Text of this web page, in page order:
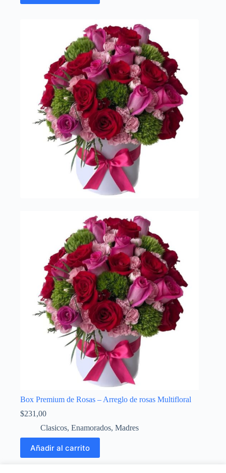
Box Premium de Rosas – Arreglo de rosas Multifloral
$231,00
Clasicos, Enamorados, Madres
Añadir al carrito